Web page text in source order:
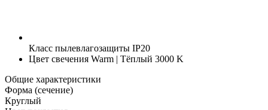
Класс пылевлагозащиты IP20
Цвет свечения Warm | Тёплый 3000 K
Общие характеристики
Форма (сечение)
Круглый